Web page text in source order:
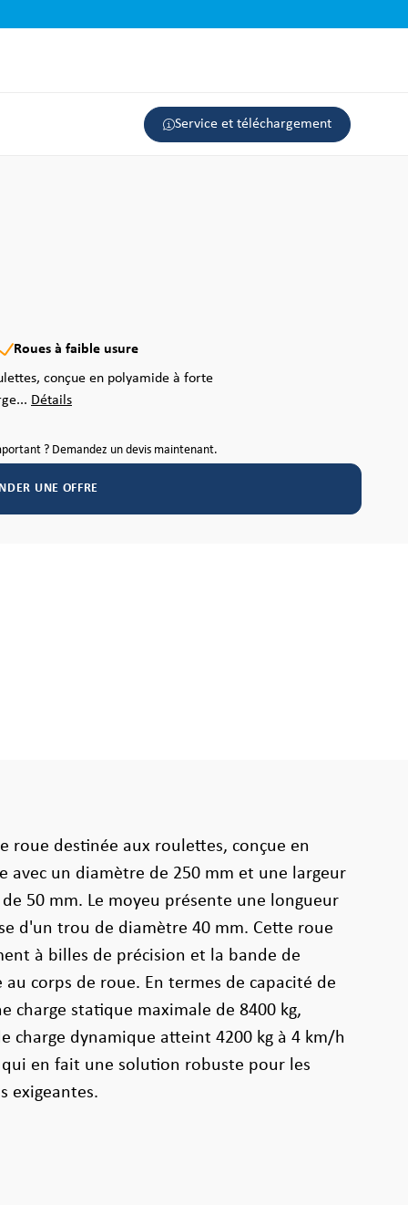
Service et téléchargement
Roues à faible usure
conçue en polyamide à forte
Détails
? Demandez un devis maintenant.
UNE OFFRE
roue destinée aux roulettes, conçue en
avec un diamètre de 250 mm et une largeur
50 mm. Le moyeu présente une longueur
d'un trou de diamètre 40 mm. Cette roue
à billes de précision et la bande de
corps de roue. En termes de capacité de
charge statique maximale de 8400 kg,
charge dynamique atteint 4200 kg à 4 km/h
en fait une solution robuste pour les
exigeantes.